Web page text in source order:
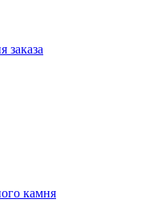
заказа
камня